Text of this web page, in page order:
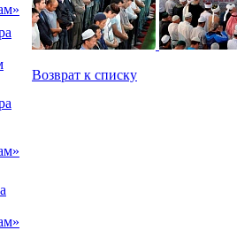
Возврат к списку